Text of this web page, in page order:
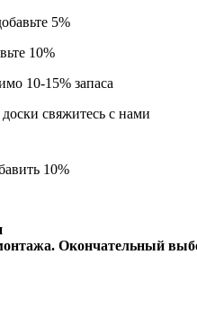
5%
10%
10-15% запаса
свяжитесь с нами
10%
Окончательный